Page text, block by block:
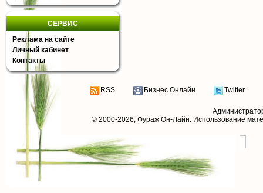
СЕРВИС
Реклама на сайте
Личный кабинет
Контакты
RSS Бизнес Онлайн Twitter
© 2000-2026, Фураж Он-Лайн. Использование